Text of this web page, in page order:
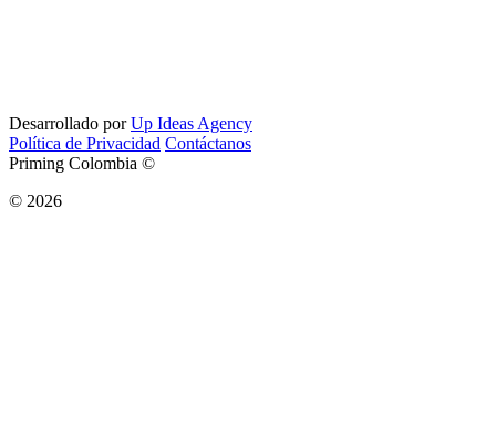
Desarrollado porUp Ideas Agency
Política de Privacidad Contáctanos
Priming Colombia ©
© 2026